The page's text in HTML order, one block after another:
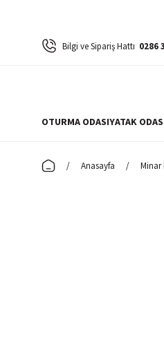
Bilgi ve Sipariş Hattı 0286
OTURMA ODASIYATAK
Anasayfa Minar